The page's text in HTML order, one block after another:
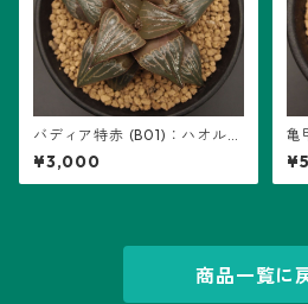
バディア特赤 (B01)：ハオルチ
ア属 ※実生
¥3,000
亀
ス
商品一覧に